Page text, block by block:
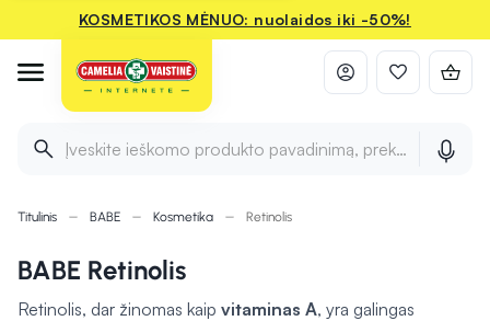
KOSMETIKOS MĖNUO: nuolaidos iki -50%!
Įveskite ieškomo produkto pavadinimą, prekės ženklą ir
Titulinis BABE Kosmetika Retinolis
BABE Retinolis
Retinolis, dar žinomas kaip vitaminas A, yra galingas